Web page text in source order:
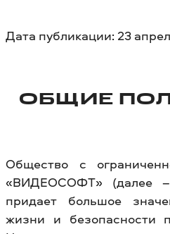
Дата публикации: 23
ОБЩИЕ
Общество с
«ВИДЕОСОФТ» (далее
придает большое
жизни и безопасности